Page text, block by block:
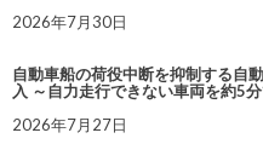
2026年7月30日
自動車船の荷役中断を抑制する自
入 ～自力走行できない車両を約5
2026年7月27日